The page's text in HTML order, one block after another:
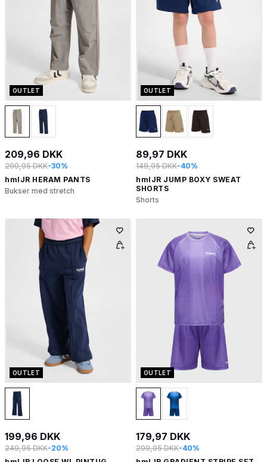
OUTLET
209,96 DKK
299,95 DKK-30%
hmlJR HERAM PANTS
Bukser med stretch
OUTLET
89,97 DKK
149,95 DKK-40%
hmlJR JUMP BOXY SWEAT
SHORTS
Shorts
OUTLET
199,96 DKK
249,95 DKK-20%
OUTLET
179,97 DKK
299,95 DKK-40%